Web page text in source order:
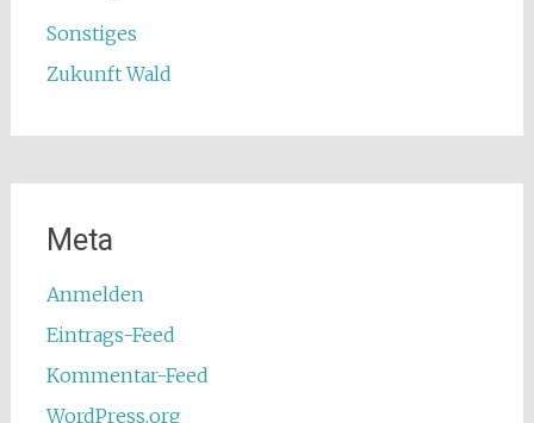
Sonstiges
Zukunft Wald
Meta
Anmelden
Eintrags-Feed
Kommentar-Feed
WordPress.org